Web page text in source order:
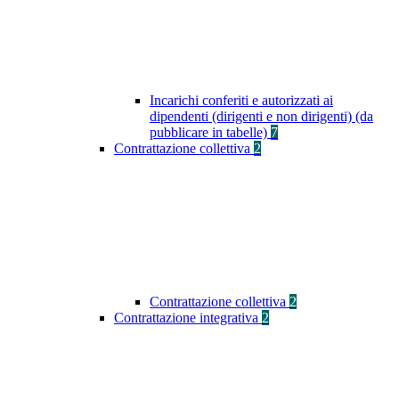
Incarichi conferiti e autorizzati ai
dipendenti (dirigenti e non dirigenti) (da
pubblicare in tabelle) 7
Contrattazione collettiva 2
Contrattazione collettiva 2
Contrattazione integrativa 2